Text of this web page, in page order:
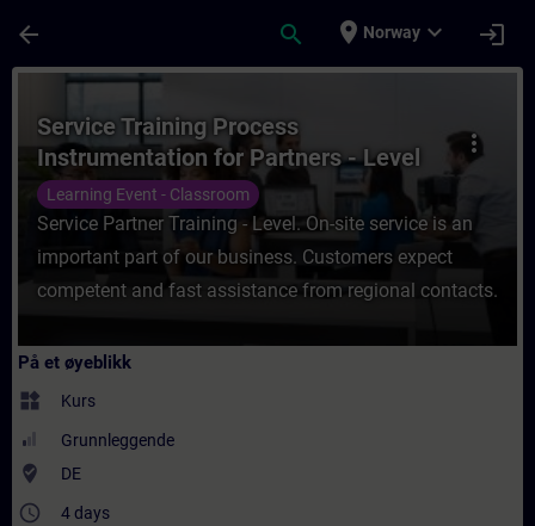
arrow_back search place Norway expand_more login
Kurs - Service Training Process
more_vert
Service Training Process
Instrumentation for Partners - Level
Measurement
Learning Event - Classroom
Service Partner Training - Level. On-site service is an
important part of our business. Customers expect
competent and fast assistance from regional contacts.
På et øyeblikk
widgets Kurs
Grunnleggende
where_to_vote DE
access_time 4 days